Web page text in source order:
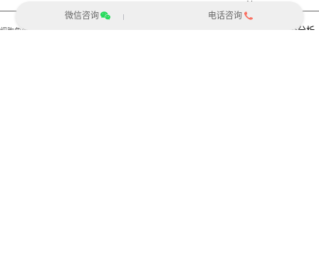
细胞角蛋白 19 片段 21-1 测定试
化学发光免疫分析
微信咨询 电话咨询